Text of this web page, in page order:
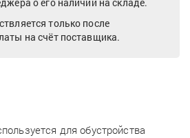
только после
на счёт поставщика.
для обустройства